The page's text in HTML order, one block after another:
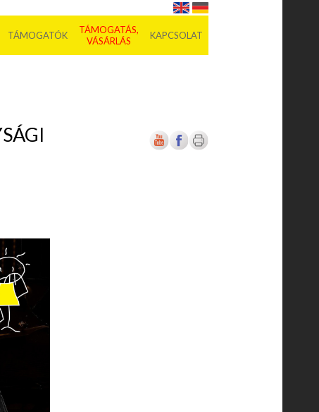
TÁMOGATÓK
TÁMOGATÁS,
VÁSÁRLÁS
KAPCSOLAT